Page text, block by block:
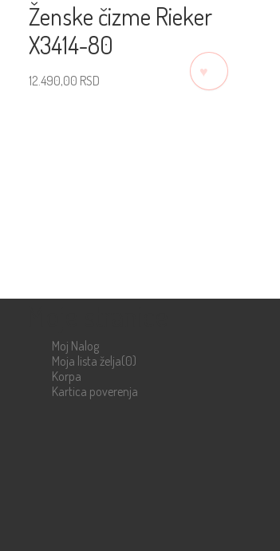
Ženske čizme Rieker
X3414-80
12.490,00 RSD
Moj Nalog
Moja lista želja(0)
Korpa
Kartica poverenja